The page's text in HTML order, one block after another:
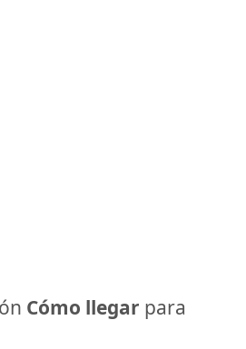
Cómo llegar para